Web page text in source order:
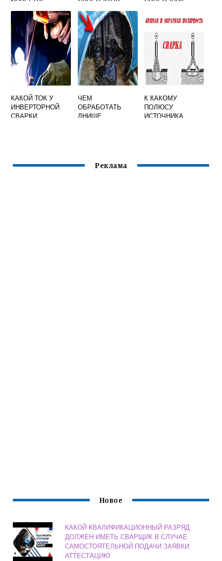
КАК БЛОК
ПИТАНИЯ
Ы
КАКОЙ ТОК У
ИНВЕРТОРНОЙ
СВАРКИ
ЧЕМ
ОБРАБОТАТЬ
ДНИЩЕ
К КАКОМУ
ПОЛЮСУ
ИСТОЧНИКА
ПОЛЯРНОСТИ
Реклама
Новое
КАКОЙ КВАЛИФИКАЦИОННЫЙ РАЗРЯД
ДОЛЖЕН ИМЕТЬ СВАРЩИК В СЛУЧАЕ
САМОСТОЯТЕЛЬНОЙ ПОДАЧИ ЗАЯВКИ
АТТЕСТАЦИЮ